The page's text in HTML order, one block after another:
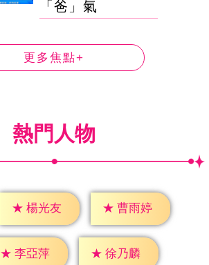
「爸」氣
更多焦點+
熱門人物
★ 楊光友 ★ 曹雨婷
★ 李亞萍 ★ 徐乃麟